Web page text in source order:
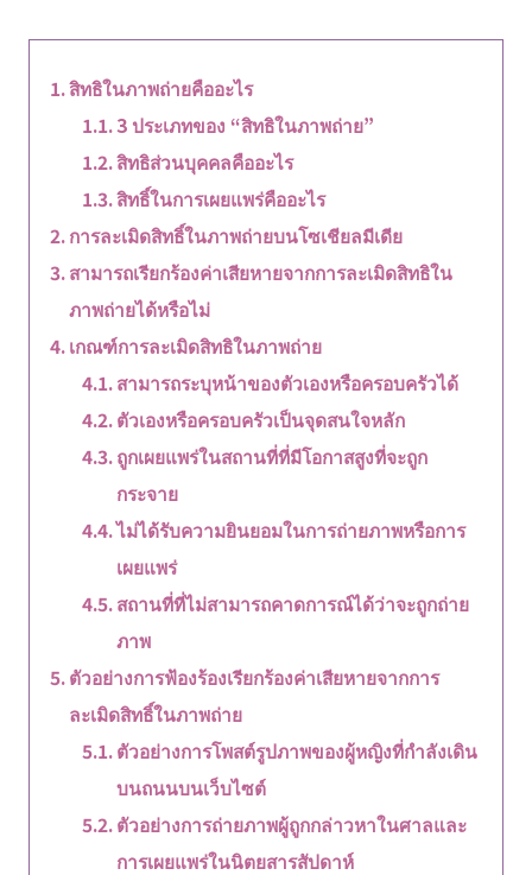
สิทธิในภาพถ่ายคืออะไร
3 ประเภทของ “สิทธิในภาพถ่าย”
สิทธิส่วนบุคคลคืออะไร
สิทธิ์ในการเผยแพร่คืออะไร
การละเมิดสิทธิ์ในภาพถ่ายบนโซเชียลมีเดีย
สามารถเรียกร้องค่าเสียหายจากการละเมิดสิทธิใน
ภาพถ่ายได้หรือไม่
เกณฑ์การละเมิดสิทธิในภาพถ่าย
สามารถระบุหน้าของตัวเองหรือครอบครัวได้
ตัวเองหรือครอบครัวเป็นจุดสนใจหลัก
ถูกเผยแพร่ในสถานที่ที่มีโอกาสสูงที่จะถูก
กระจาย
ไม่ได้รับความยินยอมในการถ่ายภาพหรือการ
เผยแพร่
สถานที่ที่ไม่สามารถคาดการณ์ได้ว่าจะถูกถ่าย
ภาพ
ตัวอย่างการฟ้องร้องเรียกร้องค่าเสียหายจากการ
ละเมิดสิทธิ์ในภาพถ่าย
ตัวอย่างการโพสต์รูปภาพของผู้หญิงที่กำลังเดิน
บนถนนบนเว็บไซต์
ตัวอย่างการถ่ายภาพผู้ถูกกล่าวหาในศาลและ
การเผยแพร่ในนิตยสารสัปดาห์